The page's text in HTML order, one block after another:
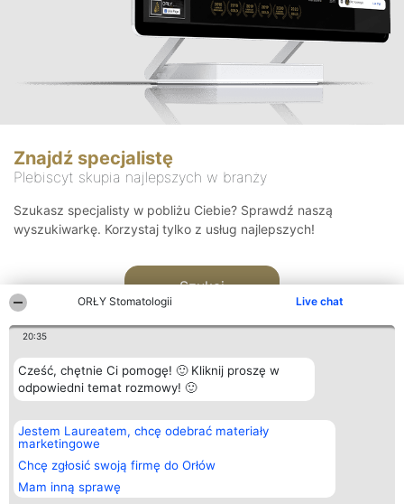
ORŁY Stomatologii Live chat
20:35
Cześć, chętnie Ci pomogę! 🙂 Kliknij proszę w
odpowiedni temat rozmowy! 🙂
Jestem Laureatem, chcę odebrać materiały
marketingowe
Chcę zgłosić swoją firmę do Orłów
Mam inną sprawę
Znajdź specjalistę
Plebiscyt skupia najlepszych w branży
Szukasz specjalisty w pobliżu Ciebie? Sprawdź naszą
wyszukiwarkę. Korzystaj tylko z usług najlepszych!
Szukaj
Organizator plebiscytu
Bright Side Solutions sp. z o.
o. sp. k.
ul. Ruska 22
Wrocław 50-079
KRS 0000749100 | Regon
381313360 | NIP 8943132676
Plebiscyt
Laureaci
wszystkich
Laureatów
Regulamin
Kontakt
Kontakt